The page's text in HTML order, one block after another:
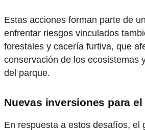
Estas acciones forman parte de
enfrentar riesgos vinculados
forestales y cacería furtiva, que
conservación de los ecosistemas
del parque.
Nuevas inversiones para
En respuesta a estos desafíos, el